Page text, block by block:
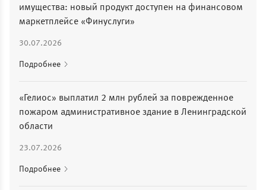
имущества: новый продукт доступен на финансовом
маркетплейсе «Финуслуги»
30.07.2026
Подробнее
«Гелиос» выплатил 2 млн рублей за поврежденное
пожаром административное здание в Ленинградской
области
23.07.2026
Подробнее